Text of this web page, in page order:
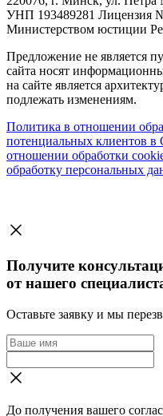
УНП 193489281 Лицензия
Министерством юстиции
Предложение не является
сайта носят
на сайте является
подлежать изменениям.
Политика в отношении
потенциальных клиентов
отношении обработки
обработку персональных
Получите
от нашего
Оставьте заявку и мы
До получения вашего